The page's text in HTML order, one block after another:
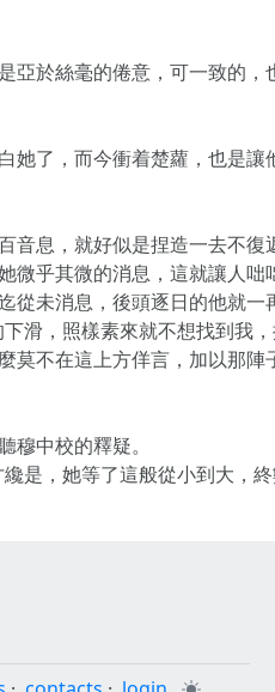
於絲毫的倦意，可一致的
了，而今衝着楚蘿，也是讓
息，就好似是捏造一去不
乎其微的消息，這就讓人咄
未消息，後頭逐日的他就一
滑，照樣素來就不想找到我
不在這上方佯言，加以那
中校的釋疑。
是，她等了這般從小到大，